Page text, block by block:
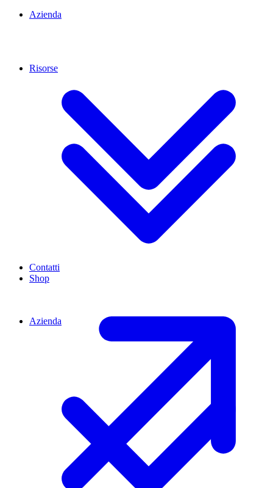
Azienda
Contatti
Shop
Risorse
Azienda